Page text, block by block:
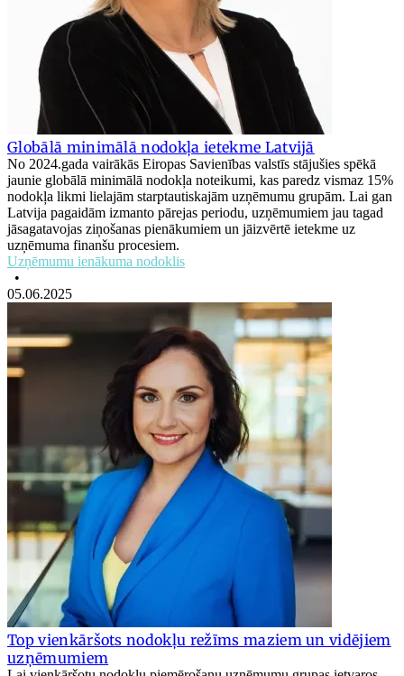
Globālā minimālā nodokļa ietekme Latvijā
No 2024.gada vairākās Eiropas Savienības valstīs stājušies spēkā
jaunie globālā minimālā nodokļa noteikumi, kas paredz vismaz 15%
nodokļa likmi lielajām starptautiskajām uzņēmumu grupām. Lai gan
Latvija pagaidām izmanto pārejas periodu, uzņēmumiem jau tagad
jāsagatavojas ziņošanas pienākumiem un jāizvērtē ietekme uz
uzņēmuma finanšu procesiem.
Uzņēmumu ienākuma nodoklis
•
05.06.2025
Top vienkāršots nodokļu režīms maziem un vidējiem
uzņēmumiem